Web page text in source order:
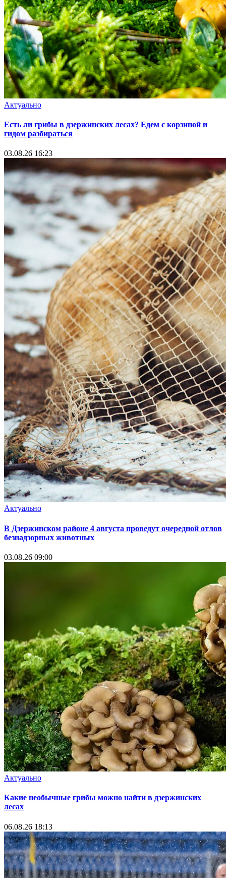
Актуально
Есть ли грибы в дзержинских лесах? Едем с корзиной и
гидом разбираться
03.08.26 16:23
Актуально
В Дзержинском районе 4 августа проведут очередной отлов
безнадзорных животных
03.08.26 09:00
Актуально
Какие необычные грибы можно найти в дзержинских
лесах
06.08.26 18:13